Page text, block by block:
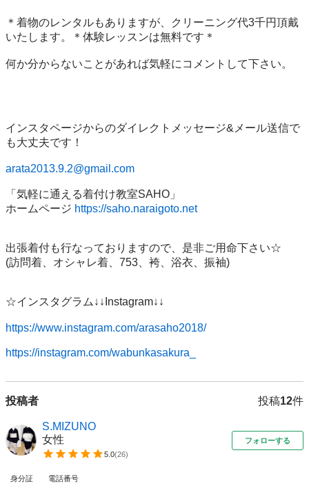
＊着物のレンタルもありますが、クリーニング代3千円頂戴
いたします。＊体験レッスンは無料です＊
何か分からないことがあれば気軽にコメントして下さい。
インスタページからのダイレクトメッセージ&メール送信で
も大丈夫です！
arata2013.9.2@gmail.com
「気軽に通える着付け教室SAHO」
ホームページ https://saho.naraigoto.net
出張着付も行なっておりますので、是非ご用命下さい☆
(訪問着、オシャレ着、753、袴、浴衣、振袖)
☆インスタグラム↓↓Instagram↓↓
https://www.instagram.com/arasaho2018/
https://instagram.com/wabunkasakura_
投稿者 投稿12件
S.MIZUNO
女性
5.0(26)
フォローする
身分証 電話番号